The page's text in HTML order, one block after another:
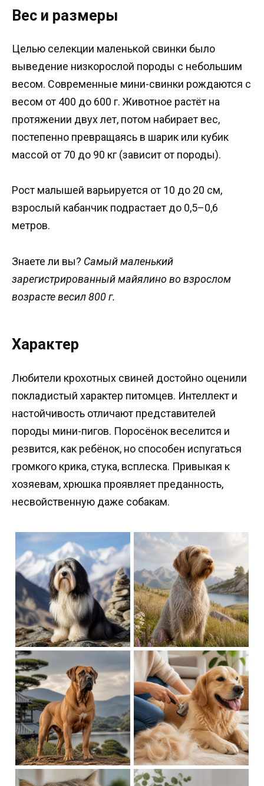
Вес и размеры
Целью селекции маленькой свинки было
выведение низкорослой породы с небольшим
весом. Современные мини-свинки рождаются с
весом от 400 до 600 г. Животное растёт на
протяжении двух лет, потом набирает вес,
постепенно превращаясь в шарик или кубик
массой от 70 до 90 кг (зависит от породы).
Рост малышей варьируется от 10 до 20 см,
взрослый кабанчик подрастает до 0,5–0,6
метров.
Знаете ли вы? Самый маленький
зарегистрированный майялино во взрослом
возрасте весил 800 г.
Характер
Любители крохотных свиней достойно оценили
покладистый характер питомцев. Интеллект и
настойчивость отличают представителей
породы мини-пигов. Поросёнок веселится и
резвится, как ребёнок, но способен испугаться
громкого крика, стука, всплеска. Привыкая к
хозяевам, хрюшка проявляет преданность,
несвойственную даже собакам.